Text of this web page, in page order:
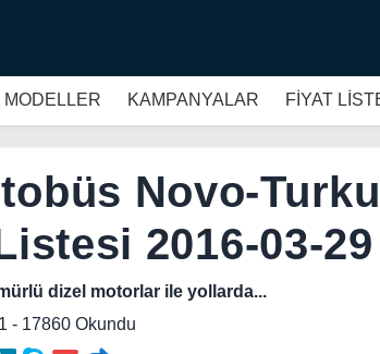
MODELLER KAMPANYALAR FİYAT
Novo-
2016-03-29
dizel motorlar ile yollarda...
- 17860 Okundu